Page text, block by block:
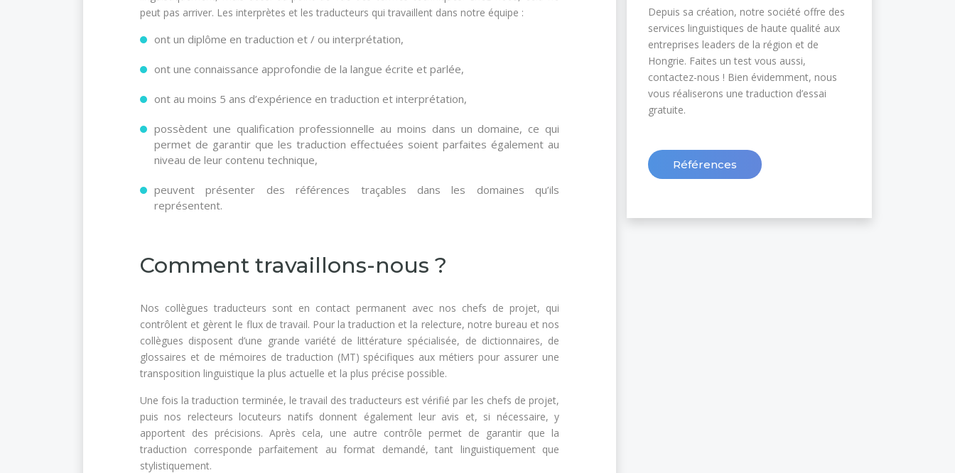
peut pas arriver. Les interprètes et les traducteurs qui travaillent dans notre équipe :
ont un diplôme en traduction et / ou interprétation,
ont une connaissance approfondie de la langue écrite et parlée,
ont au moins 5 ans d’expérience en traduction et interprétation,
possèdent une qualification professionnelle au moins dans un domaine, ce qui
permet de garantir que les traduction effectuées soient parfaites également au
niveau de leur contenu technique,
peuvent présenter des références traçables dans les domaines qu’ils
représentent.
Comment travaillons-nous ?
Nos collègues traducteurs sont en contact permanent avec nos chefs de projet, qui
contrôlent et gèrent le flux de travail. Pour la traduction et la relecture, notre bureau et nos
collègues disposent d’une grande variété de littérature spécialisée, de dictionnaires, de
glossaires et de mémoires de traduction (MT) spécifiques aux métiers pour assurer une
transposition linguistique la plus actuelle et la plus précise possible.
Une fois la traduction terminée, le travail des traducteurs est vérifié par les chefs de projet,
puis nos relecteurs locuteurs natifs donnent également leur avis et, si nécessaire, y
apportent des précisions. Après cela, une autre contrôle permet de garantir que la
traduction corresponde parfaitement au format demandé, tant linguistiquement que
stylistiquement.
Depuis sa création, notre société offre des
services linguistiques de haute qualité aux
entreprises leaders de la région et de
Hongrie. Faites un test vous aussi,
contactez-nous ! Bien évidemment, nous
vous réaliserons une traduction d’essai
gratuite.
Références